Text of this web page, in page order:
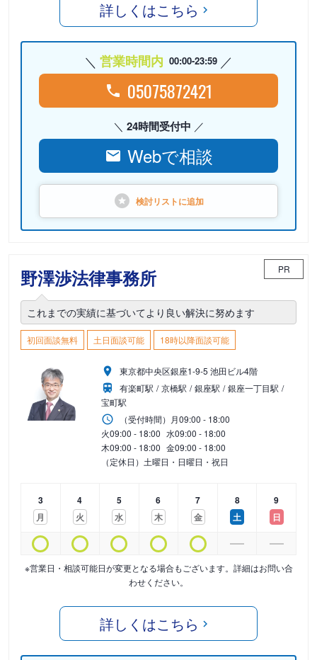
詳しくはこちら
営業時間内 00:00-23:59
05075872421
24時間受付中
Webで相談
検討リストに追加
野澤渉法律事務所 PR
これまでの実績に基づいてより良い解決に努めます
初回面談無料 土日面談可能 18時以降面談可能
東京都中央区銀座1-9-5 池田ビル4階
有楽町駅
京橋駅 銀座駅
銀座一丁目駅
宝町駅
（受付時間） 月09:00 - 18:00
火09:00 - 18:00 水09:00 - 18:00
木09:00 - 18:00 金09:00 - 18:00
（定休日）土曜日・日曜日・祝日
3
月
4
火
5
水
6
木
7
金
8
土
9
日
※営業日・相談可能日が変更となる場合もございます。詳細はお問い合
わせください。
詳しくはこちら